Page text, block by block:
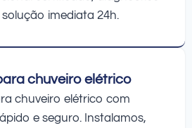
imediata 24h.
chuveiro elétrico
chuveiro elétrico com
e seguro. Instalamos,